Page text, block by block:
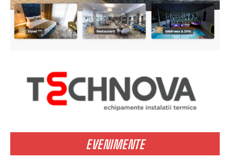
EVENIMENTE